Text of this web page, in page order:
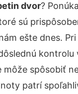
dvor?
sú
ešte dnes.
môže spôsobiť
patrí